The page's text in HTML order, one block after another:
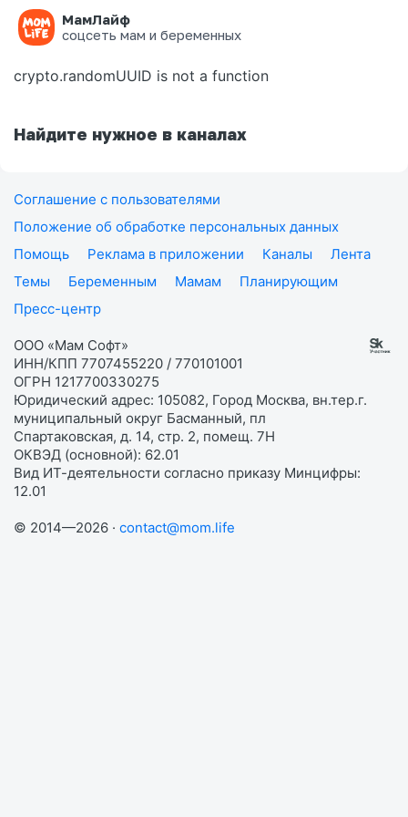
МамЛайф
соцсеть мам и беременных
Ошибка на странице
crypto.randomUUID is not a function
Найдите нужное в каналах
Соглашение с пользователями
Положение об обработке персональных данных
Помощь
Реклама в приложении Каналы
Лента
Темы
Беременным Мамам
Планирующим
Пресс-центр
ООО «Мам Софт»
ИНН/КПП 7707455220 / 770101001
ОГРН 1217700330275
Юридический адрес: 105082, Город Москва, вн.тер.г.
муниципальный округ Басманный, пл
Спартаковская, д. 14, стр. 2, помещ. 7Н
ОКВЭД (основной): 62.01
Вид ИТ-деятельности согласно приказу Минцифры:
12.01
© 2014—2026 · contact@mom.life